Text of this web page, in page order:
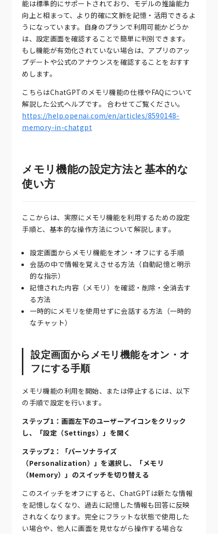
能は標準的にサポートされており、モデルの推論能力
向上と相まって、より的確に文脈を記憶・活用できるよ
うになっています。自身のプランで利用可能かどうか
は、設定画面を確認することで簡単に判別できます。
もし機能が有効化されていない場合は、アプリのアッ
プデートや公式のアナウンスを確認することをおすす
めします。
こちらはChatGPTのメモリ機能の仕様やFAQについて
解説した公式ヘルプです。 合わせてご覧ください。
https://help.openai.com/en/articles/8590148-
memory-in-chatgpt
メモリ機能の設定方法と基本的な
使い方
ここからは、実際にメモリ機能を利用するための設定
手順と、基本的な操作方法について解説します。
設定画面からメモリ機能をオン・オフにする手順
会話の中で情報を覚えさせる方法（自動記憶と明示
的な指示）
記憶された内容（メモリ）を確認・削除・全消去す
る方法
一時的にメモリを使用せずに会話する方法（一時的
なチャット）
設定画面からメモリ機能をオン・オ
フにする手順
メモリ機能の利用を開始、または停止するには、以下
の手順で設定を行います。
ステップ1：画面左下のユーザーアイコンをクリック
し、「設定（Settings）」を開く
ステップ2：「パーソナライズ
（Personalization）」を選択し、「メモリ
（Memory）」のスイッチを切り替える
このスイッチをオフにすると、ChatGPTは新たな情報
を記憶しなくなり、過去に記憶した情報も回答に反映
されなくなります。完全にフラットな状態で使用した
い場合や、他人に画面を見せながら操作する場合な